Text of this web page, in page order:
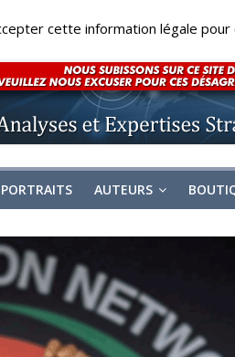
PORTRAITS AUTEURS
cette information légale pour